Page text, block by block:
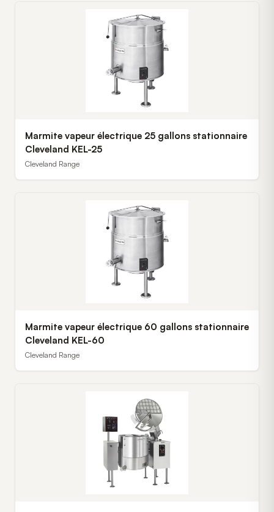
Marmite vapeur électrique 25 gallons stationnaire
Cleveland KEL-25
Cleveland Range
Marmite vapeur électrique 60 gallons stationnaire
Cleveland KEL-60
Cleveland Range